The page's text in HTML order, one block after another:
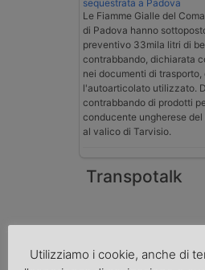
sequestrata a Padova
Le Fiamme Gialle del
di Padova hanno
preventivo 33mila litri di
contrabbando, dichiarata
nei documenti di trasporto,
l'autoarticolato utilizzato.
contrabbando di prodotti
conducente ungherese
al valico di Tarvisio.
Transpotalk
Utilizziamo i cookie, anche di